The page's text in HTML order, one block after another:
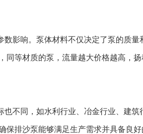
影响。泵体材料不仅决定了泵的质量
同等材质的泵，流量越大价格越高，
不同，如水利行业、冶金行业、建筑
排沙泵能够满足生产需求并具备良好